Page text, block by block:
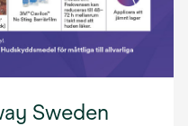
Sweden